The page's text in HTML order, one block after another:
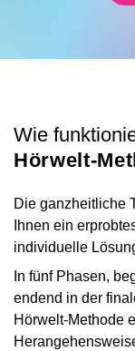
Wie
Hörwelt-
Die ganzheitliche
Ihnen ein
individuelle
In fünf Phasen,
endend in der
Hörwelt-Methode